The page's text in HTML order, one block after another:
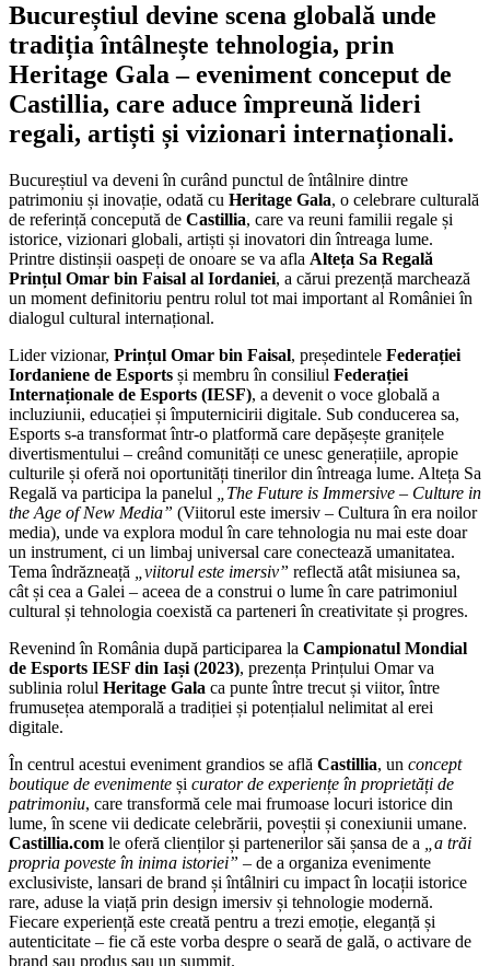
Bucureștiul devine scena globală unde
tradiția întâlnește tehnologia, prin
Heritage Gala – eveniment conceput de
Castillia, care aduce împreună lideri
regali, artiști și vizionari internaționali.
Bucureștiul va deveni în curând punctul de întâlnire dintre
patrimoniu și inovație, odată cu Heritage Gala, o celebrare culturală
de referință concepută de Castillia, care va reuni familii regale și
istorice, vizionari globali, artiști și inovatori din întreaga lume.
Printre distinșii oaspeți de onoare se va afla Alteța Sa Regală
Prințul Omar bin Faisal al Iordaniei, a cărui prezență marchează
un moment definitoriu pentru rolul tot mai important al României în
dialogul cultural internațional.
Lider vizionar, Prințul Omar bin Faisal, președintele Federației
Iordaniene de Esports și membru în consiliul Federației
Internaționale de Esports (IESF), a devenit o voce globală a
incluziunii, educației și împuternicirii digitale. Sub conducerea sa,
Esports s-a transformat într-o platformă care depășește granițele
divertismentului – creând comunități ce unesc generațiile, apropie
culturile și oferă noi oportunități tinerilor din întreaga lume. Alteța Sa
Regală va participa la panelul
„The Future is Immersive – Culture in
the Age of New Media” (Viitorul este imersiv – Cultura în era noilor
media), unde va explora modul în care tehnologia nu mai este doar
un instrument, ci un limbaj universal care conectează umanitatea.
Tema îndrăzneață
„viitorul este imersiv” reflectă atât misiunea sa,
cât și cea a Galei – aceea de a construi o lume în care patrimoniul
cultural și tehnologia coexistă ca parteneri în creativitate și progres.
Revenind în România după participarea la Campionatul Mondial
de Esports IESF din Iași (2023), prezența Prințului Omar va
sublinia rolul Heritage Gala ca punte între trecut și viitor, între
frumusețea atemporală a tradiției și potențialul nelimitat al erei
digitale.
În centrul acestui eveniment grandios se află Castillia, un concept
boutique de evenimente și curator de experiențe în proprietăți de
patrimoniu, care transformă cele mai frumoase locuri istorice din
lume, în scene vii dedicate celebrării, poveștii și conexiunii umane.
Castillia.com le oferă clienților și partenerilor săi șansa de a
„a trăi
propria poveste în inima istoriei” – de a organiza evenimente
exclusiviste, lansari de brand și întâlniri cu impact în locații istorice
rare, aduse la viață prin design imersiv și tehnologie modernă.
Fiecare experiență este creată pentru a trezi emoție, eleganță și
autenticitate – fie că este vorba despre o seară de gală, o activare de
brand sau produs sau un summit.